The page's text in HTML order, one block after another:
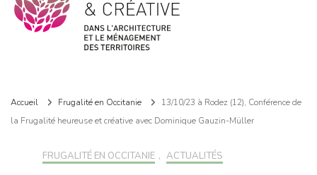
Frugalité dans l'architecture et le ménagement des territoires
Accueil Frugalité en Occitanie
13/10/23 à Rodez (12), Conférence de
la Frugalité heureuse et créative avec Dominique Gauzin-Müller
FRUGALITÉ EN OCCITANIE , ACTUALITÉS